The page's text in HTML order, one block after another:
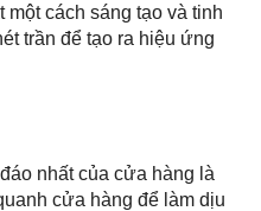
cách sáng tạo và tinh
trần để tạo ra hiệu ứng
nhất của cửa hàng là
cửa hàng để làm dịu